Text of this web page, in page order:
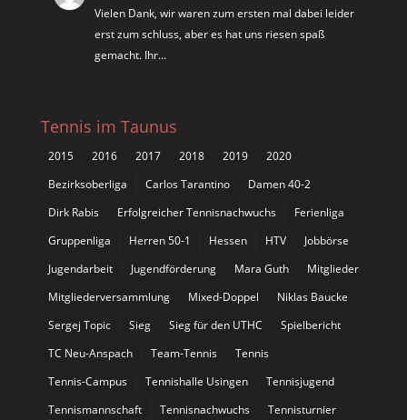
Vielen Dank, wir waren zum ersten mal dabei leider
erst zum schluss, aber es hat uns riesen spaß
gemacht. Ihr…
Tennis im Taunus
2015 2016 2017 2018 2019
2020
Bezirksoberliga
Carlos Tarantino
Damen 40-2
Dirk Rabis
Erfolgreicher Tennisnachwuchs
Ferienliga
Gruppenliga
Herren 50-1 Hessen HTV
Jobbörse
Jugendarbeit
Jugendförderung Mara Guth
Mitglieder
Mitgliederversammlung
Mixed-Doppel
Niklas Baucke
Sergej Topic
Sieg Sieg für den UTHC
Spielbericht
TC Neu-Anspach
Team-Tennis
Tennis
Tennis-Campus
Tennishalle Usingen
Tennisjugend
Tennismannschaft
Tennisnachwuchs Tennisturnier